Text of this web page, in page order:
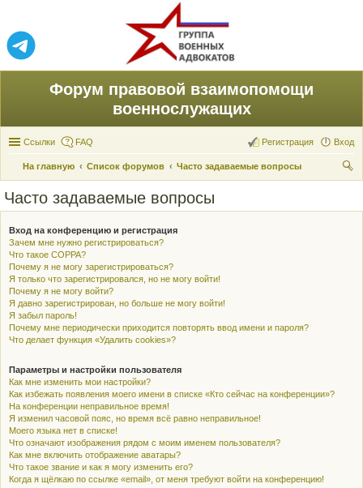
Форум правовой взаимопомощи
военнослужащих
Ссылки FAQ Вход
Регистрация
На главную Список форумов
Часто задаваемые вопросы
Часто задаваемые вопросы
Вход на конференцию и регистрация
Зачем мне нужно регистрироваться?
Что такое COPPA?
Почему я не могу зарегистрироваться?
Я только что зарегистрировался, но не могу войти!
Почему я не могу войти?
Я давно зарегистрирован, но больше не могу войти!
Я забыл пароль!
Почему мне периодически приходится повторять ввод имени и пароля?
Что делает функция «Удалить cookies»?
Параметры и настройки пользователя
Как мне изменить мои настройки?
Как избежать появления моего имени в списке «Кто сейчас на конференции»?
На конференции неправильное время!
Я изменил часовой пояс, но время всё равно неправильное!
Моего языка нет в списке!
Что означают изображения рядом с моим именем пользователя?
Как мне включить отображение аватары?
Что такое звание и как я могу изменить его?
Когда я щёлкаю по ссылке «email», от меня требуют войти на конференцию!